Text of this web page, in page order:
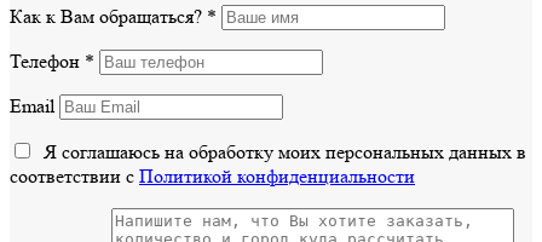
Как к Вам обращаться? *
Телефон *
Email
Я соглашаюсь на обработку моих персональных данных в
соответствии с Политикой конфиденциальности